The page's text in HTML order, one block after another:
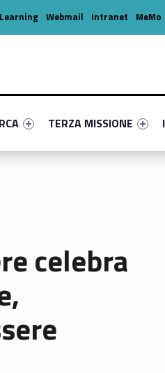
primary-77172-16
#link-menu-primary-
Link identifier #link-
TERZA MISSIONE
Webmail Intranet MeMo
celebra